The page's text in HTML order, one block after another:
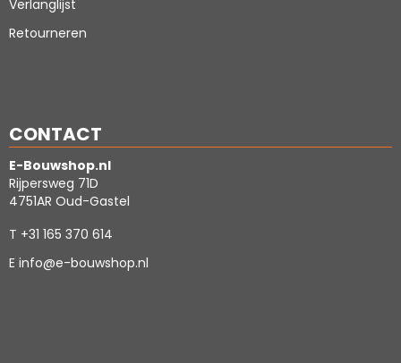
Verlanglijst
Retourneren
CONTACT
E-Bouwshop.nl
Rijpersweg 71D
4751AR Oud-Gastel
T +31 165 370 614
E info@e-bouwshop.nl